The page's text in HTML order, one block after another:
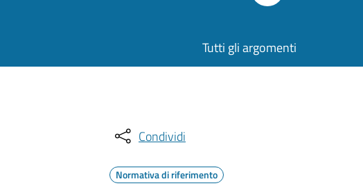
Tutti gli argomenti
Condividi
Normativa di riferimento